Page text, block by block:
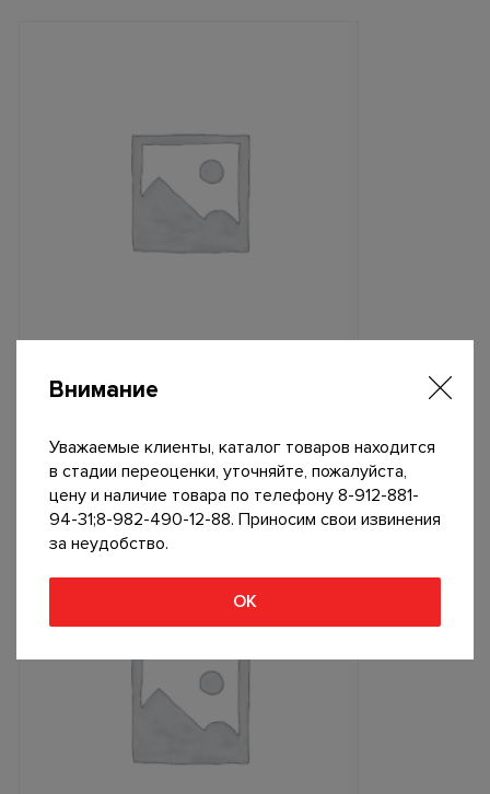
Гайка торцевая каретки М10х1,25
20р
Внимание
Уважаемые клиенты, каталог товаров находится
в стадии переоценки, уточняйте, пожалуйста,
цену и наличие товара по телефону 8-912-881-
94-31;8-982-490-12-88. Приносим свои извинения
за неудобство.
ОК